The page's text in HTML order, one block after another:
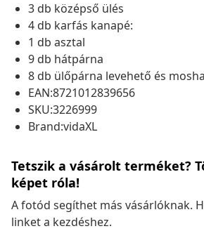
3 db középső ülés
4 db karfás kanapé:
1 db asztal
9 db hátpárna
8 db ülőpárna levehető és
EAN:8721012839656
SKU:3226999
Brand:vidaXL
Tetszik a vásárolt terméket?
képet róla!
A fotód segíthet más vásárlóknak.
linket a kezdéshez.